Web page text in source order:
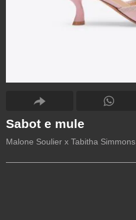
Sabot e mule
Malone Soulier x Tabitha Simmons